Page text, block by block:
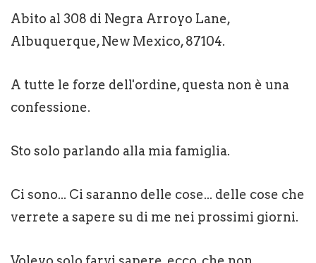
Abito al 308 di Negra Arroyo Lane,
Albuquerque, New Mexico, 87104.
A tutte le forze dell'ordine, questa non è una
confessione.
Sto solo parlando alla mia famiglia.
Ci sono... Ci saranno delle cose... delle cose che
verrete a sapere su di me nei prossimi giorni.